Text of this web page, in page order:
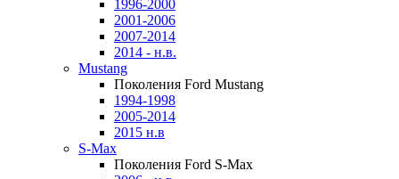
1996-2000
2001-2006
2007-2014
2014 - н.в.
Mustang
Поколения Ford Mustang
1994-1998
2005-2014
2015 н.в
S-Max
Поколения Ford S-Max